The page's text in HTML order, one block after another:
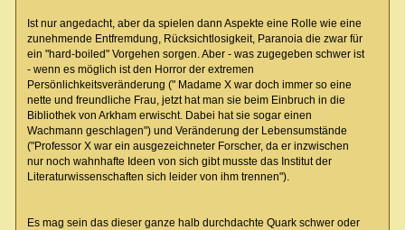
Ist nur angedacht, aber da spielen dann Aspekte eine Rolle wie eine
zunehmende Entfremdung, Rücksichtlosigkeit, Paranoia die zwar für
ein "hard-boiled" Vorgehen sorgen. Aber - was zugegeben schwer ist
- wenn es möglich ist den Horror der extremen
Persönlichkeitsveränderung (" Madame X war doch immer so eine
nette und freundliche Frau, jetzt hat man sie beim Einbruch in die
Bibliothek von Arkham erwischt. Dabei hat sie sogar einen
Wachmann geschlagen") und Veränderung der Lebensumstände
("Professor X war ein ausgezeichneter Forscher, da er inzwischen
nur noch wahnhafte Ideen von sich gibt musste das Institut der
Literaturwissenschaften sich leider von ihm trennen").
Es mag sein das dieser ganze halb durchdachte Quark schwer oder